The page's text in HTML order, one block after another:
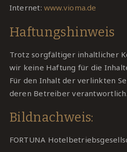
Internet: www.vioma.de
Haftungshinweis
Trotz sorgfältiger inhaltlicher
wir keine Haftung für die
Für den Inhalt der verlinkten
deren Betreiber verantwortlich.
Bildnachweis:
FORTUNA